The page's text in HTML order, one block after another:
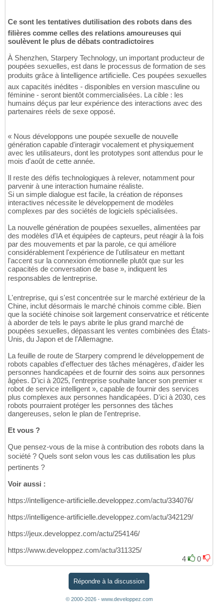
15
16
17
19
20
21
23
24
25
28
29
30
31
33
34
35
36
37
39
40
41
42
43
44
45
47
48
49
50
51
52
53
54
55
56
57
58
59
60
62
64
65
66
68
70
72
74
75
76
77
Ce sont les tentatives dutilisation des robots dans des
filières comme celles des relations amoureuses qui
soulèvent le plus de débats contradictoires
À Shenzhen, Starpery Technology, un important producteur de
poupées sexuelles, est dans le processus de formation de ses
produits grâce à lintelligence artificielle. Ces poupées sexuelles
aux capacités inédites - disponibles en version masculine ou
féminine - seront bientôt commercialisées. La cible : les
humains déçus par leur expérience des interactions avec des
partenaires réels de sexe opposé.
« Nous développons une poupée sexuelle de nouvelle
génération capable d'interagir vocalement et physiquement
avec les utilisateurs, dont les prototypes sont attendus pour le
mois d'août de cette année.
Il reste des défis technologiques à relever, notamment pour
parvenir à une interaction humaine réaliste.
Si un simple dialogue est facile, la création de réponses
interactives nécessite le développement de modèles
complexes par des sociétés de logiciels spécialisées.
La nouvelle génération de poupées sexuelles, alimentées par
des modèles d'IA et équipées de capteurs, peut réagir à la fois
par des mouvements et par la parole, ce qui améliore
considérablement l'expérience de l'utilisateur en mettant
l'accent sur la connexion émotionnelle plutôt que sur les
capacités de conversation de base », indiquent les
responsables de lentreprise.
L'entreprise, qui s'est concentrée sur le marché extérieur de la
Chine, inclut désormais le marché chinois comme cible. Bien
que la société chinoise soit largement conservatrice et réticente
à aborder de tels le pays abrite le plus grand marché de
poupées sexuelles, dépassant les ventes combinées des États-
Unis, du Japon et de l'Allemagne.
La feuille de route de Starpery comprend le développement de
robots capables d'effectuer des tâches ménagères, d'aider les
personnes handicapées et de fournir des soins aux personnes
âgées. D'ici à 2025, l'entreprise souhaite lancer son premier «
robot de service intelligent », capable de fournir des services
plus complexes aux personnes handicapées. D'ici à 2030, ces
robots pourraient protéger les personnes des tâches
dangereuses, selon le plan de l'entreprise.
Et vous ?
Que pensez-vous de la mise à contribution des robots dans la
société ? Quels sont selon vous les cas dutilisation les plus
pertinents ?
Voir aussi :
https://intelligence-artificielle.developpez.com/actu/334076/
https://intelligence-artificielle.developpez.com/actu/342129/
https://jeux.developpez.com/actu/254146/
https://www.developpez.com/actu/311325/
4
0
Répondre à la discussion
© 2000-2026 - www.developpez.com